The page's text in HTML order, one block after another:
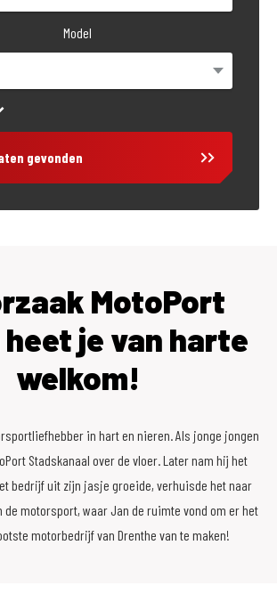
Model
Vestiging
Tellerstand
Rijbewijs type
gevonden
MotoPort
je van harte
welkom!
in hart en nieren. Als jonge jongen
Stadskanaal over de vloer. Later nam hij het
bedrijf uit zijn jasje groeide, verhuisde het naar
de motorsport, waar Jan de ruimte vond om er het
motorbedrijf van Drenthe van te maken!